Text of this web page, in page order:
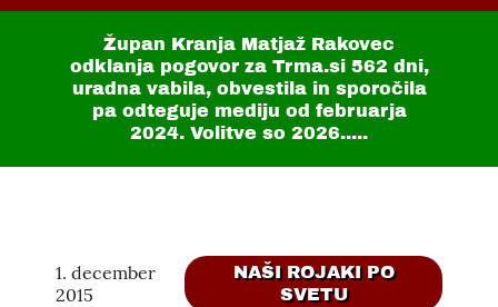
Župan Kranja Matjaž Rakovec
odklanja pogovor za Trma.si 562 dni,
uradna vabila, obvestila in sporočila
pa odteguje mediju od februarja
2024. Volitve so 2026.....
1. december
2015
NAŠI ROJAKI PO
SVETU